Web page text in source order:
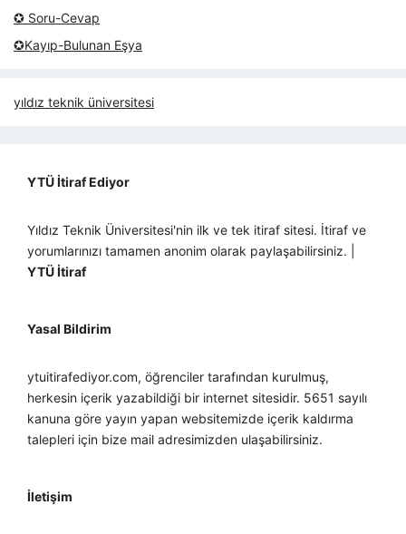
✪ Soru-Cevap
✪Kayıp-Bulunan Eşya
yıldız teknik üniversitesi
YTÜ İtiraf Ediyor
Yıldız Teknik Üniversitesi'nin ilk ve tek itiraf sitesi. İtiraf ve
yorumlarınızı tamamen anonim olarak paylaşabilirsiniz. |
YTÜ İtiraf
Yasal Bildirim
ytuitirafediyor.com, öğrenciler tarafından kurulmuş,
herkesin içerik yazabildiği bir internet sitesidir. 5651 sayılı
kanuna göre yayın yapan websitemizde içerik kaldırma
talepleri için bize mail adresimizden ulaşabilirsiniz.
İletişim